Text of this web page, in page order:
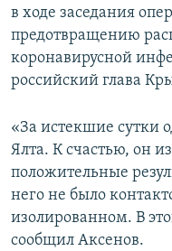
ТЕЛЕПРОЕКТ
СОВЕТЫ
ПРОПАВШИЕ БЕЗ ВЕСТИ
КРЫМ.НЕПОКОРЕННЫЙ
ELIFBE
УКРАИНСКАЯ ПРОБЛЕМА
Українською
Qırımtatar
Все сайты RFE/RL
в ходе заседания
предотвращению
коронавирусной
российский глава
«За истекшие сутки
Ялта. К счастью, он
положительные
него не было
изолированном. В
сообщил Аксенов.